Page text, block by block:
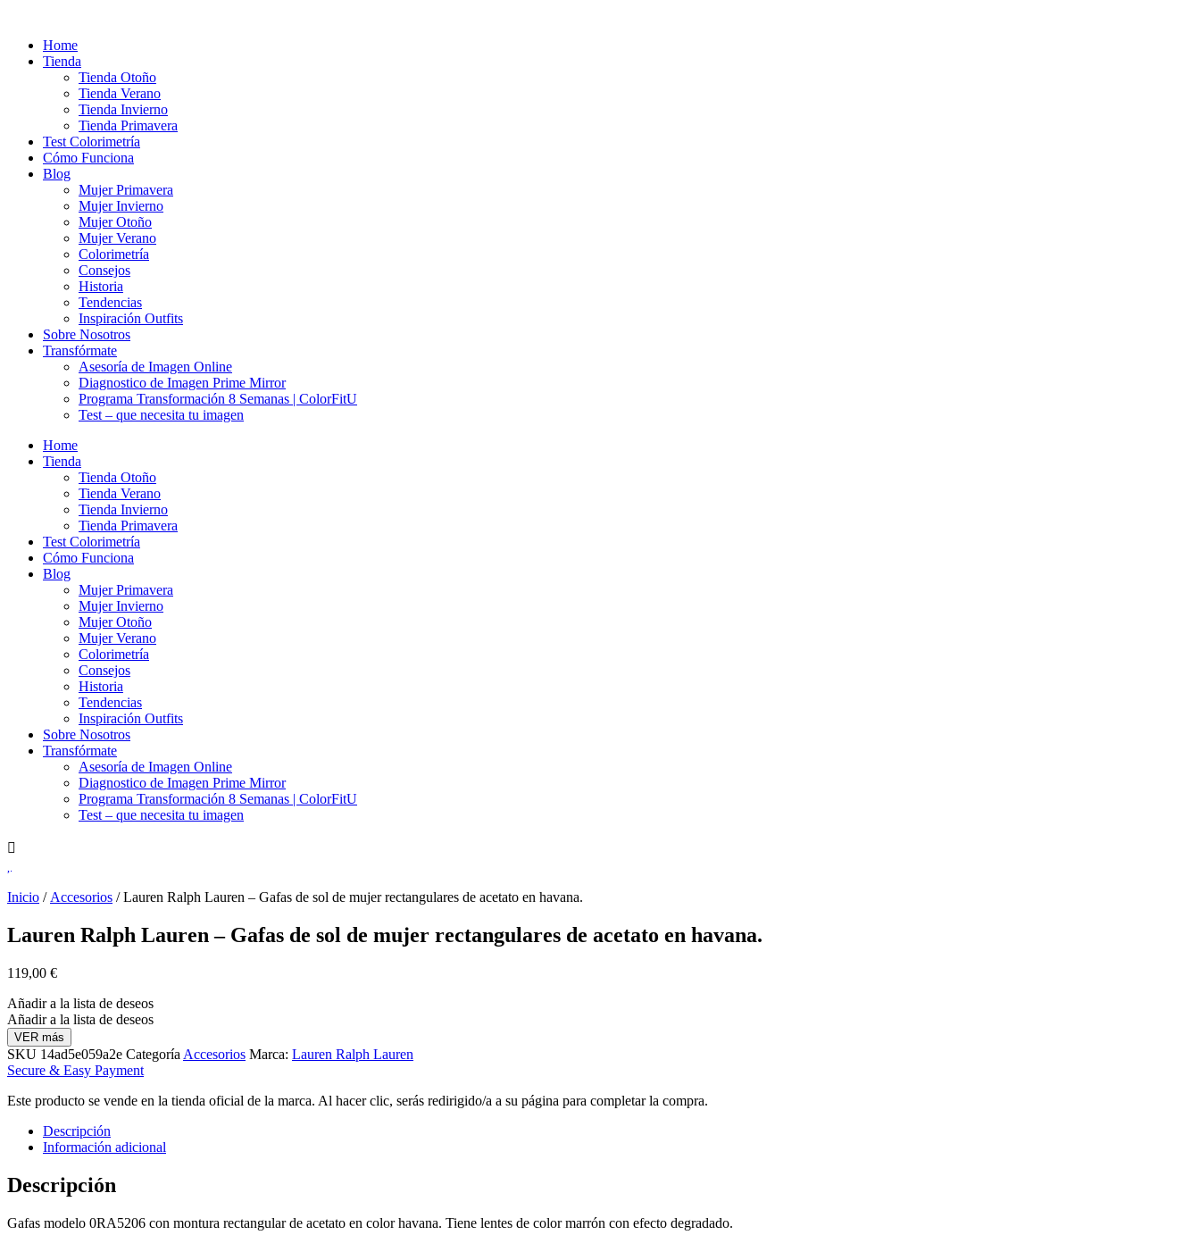
contenidoHome
Tienda
Tienda Otoño
Tienda Verano
Tienda Invierno
Tienda Primavera
Test Colorimetría
Cómo Funciona
Blog
Mujer Primavera
Mujer Invierno
Mujer Otoño
Mujer Verano
Colorimetría
Consejos
Historia
Tendencias
Inspiración Outfits
Sobre Nosotros
Transfórmate
Asesoría de Imagen Online
Diagnostico de Imagen Prime Mirror
Programa Transformación 8 Semanas | ColorFitU
Test – que necesita tu imagen
Home
Tienda
Tienda Otoño
Tienda Verano
Tienda Invierno
Tienda Primavera
Test Colorimetría
Cómo Funciona
Blog
Mujer Primavera
Mujer Invierno
Mujer Otoño
Mujer Verano
Colorimetría
Consejos
Historia
Tendencias
Inspiración Outfits
Sobre Nosotros
Transfórmate
Asesoría de Imagen Online
Diagnostico de Imagen Prime Mirror
Programa Transformación 8 Semanas | ColorFitU
Test – que necesita tu imagen
Inicio / Accesorios / Lauren Ralph Lauren – Gafas de sol de mujer rectangulares de acetato en havana.
Lauren Ralph Lauren – Gafas de sol de mujer rectangulares de acetato en havana.
119,00 €
Añadir a la lista de deseos
Añadir a la lista de deseos
VER más
SKU 14ad5e059a2e Categoría Accesorios Marca: Lauren Ralph Lauren
Secure & Easy Payment
Este producto se vende en la tienda oficial de la marca. Al hacer clic, serás redirigido/a a su página para completar la compra.
Descripción
Información adicional
Descripción
Gafas modelo 0RA5206 con montura rectangular de acetato en color havana. Tiene lentes de color marrón con efecto degradado.